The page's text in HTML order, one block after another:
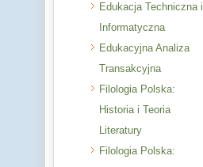
Edukacja Techniczna i
Informatyczna
Edukacyjna Analiza
Transakcyjna
Filologia Polska:
Historia i Teoria
Literatury
Filologia Polska: